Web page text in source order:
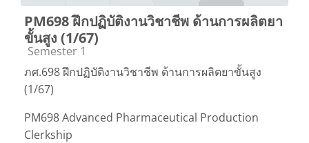
PM698 ฝึกปฏิบัติงานวิชาชีพ ด้านการผลิตยา
ขั้นสูง (1/67)
Course category
Semester 1
ภศ.698 ฝึกปฏิบัติงานวิชาชีพ ด้านการผลิตยาขั้นสูง
(1/67)
PM698 Advanced Pharmaceutical Production
Clerkship